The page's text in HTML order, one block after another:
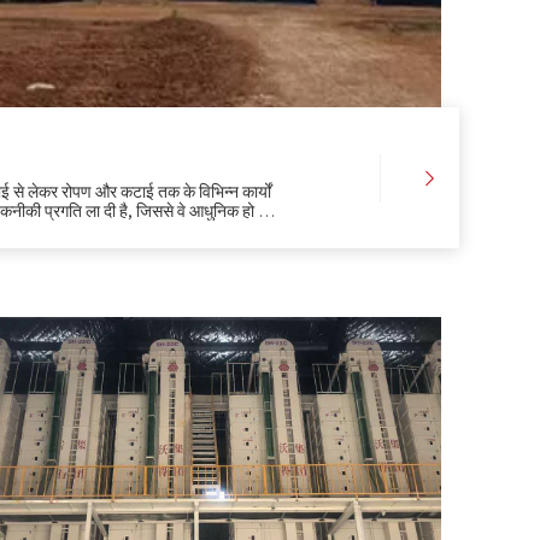
लेकर रोपण और कटाई तक के विभिन्न कार्यों
प्रगति ला दी है, जिससे वे आधुनिक हो गए